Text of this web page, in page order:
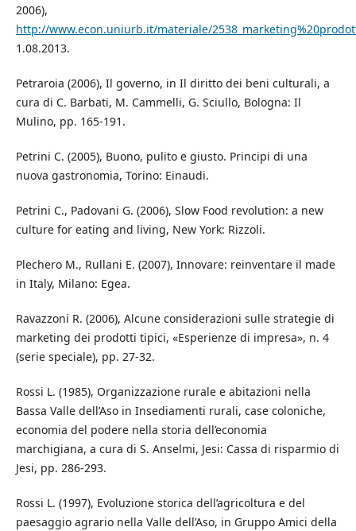
2006),
http://www.econ.uniurb.it/materiale/
1.08.2013.
Petraroia (2006), Il governo, in Il diritto dei beni culturali, a
cura di C. Barbati, M. Cammelli, G. Sciullo, Bologna: Il
Mulino, pp. 165-191.
Petrini C. (2005), Buono, pulito e giusto. Principi di una
nuova gastronomia, Torino: Einaudi.
Petrini C., Padovani G. (2006), Slow Food revolution: a new
culture for eating and living, New York: Rizzoli.
Plechero M., Rullani E. (2007), Innovare: reinventare il made
in Italy, Milano: Egea.
Ravazzoni R. (2006), Alcune considerazioni sulle strategie di
marketing dei prodotti tipici, «Esperienze di impresa», n. 4
(serie speciale), pp. 27-32.
Rossi L. (1985), Organizzazione rurale e abitazioni nella
Bassa Valle dell’Aso in Insediamenti rurali, case coloniche,
economia del podere nella storia dell’economia
marchigiana, a cura di S. Anselmi, Jesi: Cassa di risparmio di
Jesi, pp. 286-293.
Rossi L. (1997), Evoluzione storica dell’agricoltura e del
paesaggio agrario nella Valle dell’Aso, in Gruppo Amici della